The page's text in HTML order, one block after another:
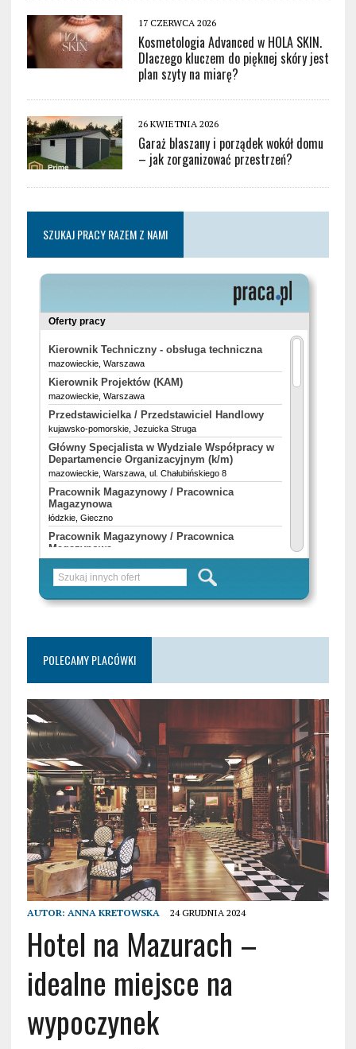
17 CZERWCA 2026
Kosmetologia Advanced w HOLA SKIN.
Dlaczego kluczem do pięknej skóry jest
plan szyty na miarę?
26 KWIETNIA 2026
Garaż blaszany i porządek wokół domu
– jak zorganizować przestrzeń?
SZUKAJ PRACY RAZEM Z NAMI
POLECAMY PLACÓWKI
AUTOR: ANNA KRETOWSKA 24 GRUDNIA 2024
Hotel na Mazurach –
idealne miejsce na
wypoczynek